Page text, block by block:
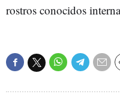
rostros conocidos